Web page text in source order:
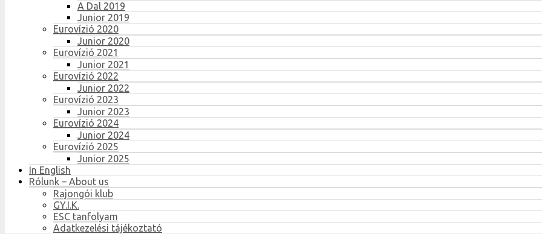
A Dal 2019
Junior 2019
Eurovízió 2020
Junior 2020
Eurovízió 2021
Junior 2021
Eurovízió 2022
Junior 2022
Eurovízió 2023
Junior 2023
Eurovízió 2024
Junior 2024
Eurovízió 2025
Junior 2025
In English
Rólunk – About us
Rajongói klub
GY.I.K.
ESC tanfolyam
Adatkezelési tájékoztató